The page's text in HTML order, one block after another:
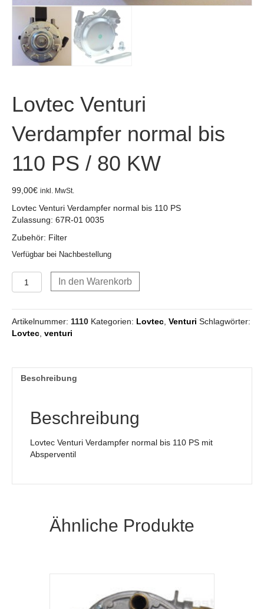
Lovtec Venturi
Verdampfer normal bis
110 PS / 80 KW
99,00€ inkl. MwSt.
Lovtec Venturi Verdampfer normal bis 110 PS
Zulassung: 67R-01 0035
Zubehör: Filter
Verfügbar bei Nachbestellung
Lovtec
Venturi
normal
bis
110
KW
In den Warenkorb
Artikelnummer: 1110 Kategorien: Lovtec, Venturi Schlagwörter:
Lovtec, venturi
Beschreibung
Beschreibung
Lovtec Venturi Verdampfer normal bis 110 PS mit
Absperventil
Ähnliche Produkte